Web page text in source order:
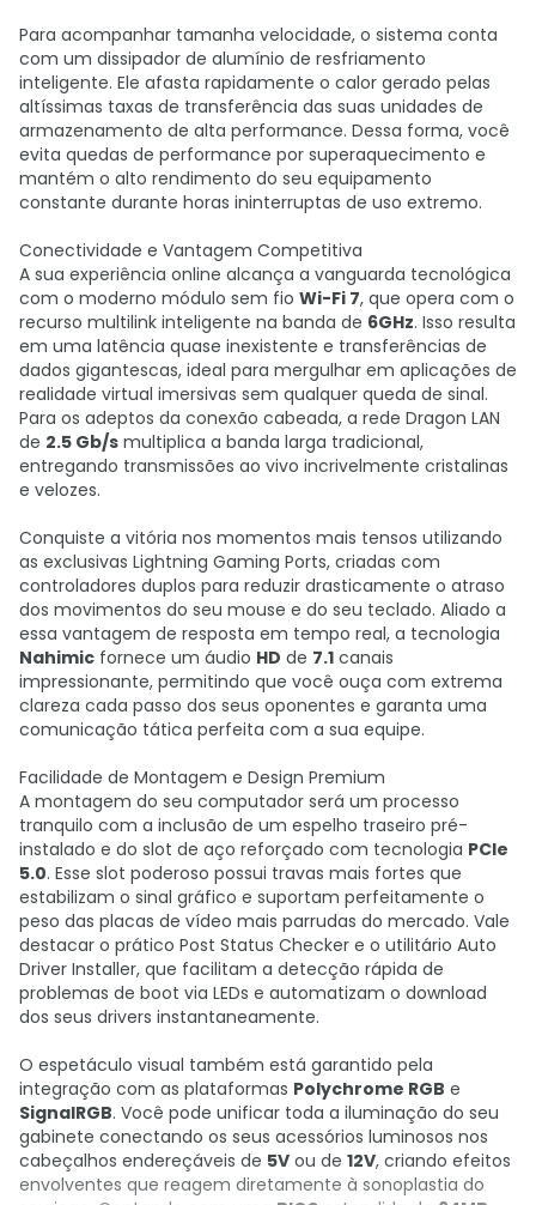
Para acompanhar tamanha velocidade, o sistema conta
com um dissipador de alumínio de resfriamento
inteligente. Ele afasta rapidamente o calor gerado pelas
altíssimas taxas de transferência das suas unidades de
armazenamento de alta performance. Dessa forma, você
evita quedas de performance por superaquecimento e
mantém o alto rendimento do seu equipamento
constante durante horas ininterruptas de uso extremo.
Conectividade e Vantagem Competitiva
A sua experiência online alcança a vanguarda tecnológica
com o moderno módulo sem fio Wi-Fi 7, que opera com o
recurso multilink inteligente na banda de 6GHz. Isso resulta
em uma latência quase inexistente e transferências de
dados gigantescas, ideal para mergulhar em aplicações de
realidade virtual imersivas sem qualquer queda de sinal.
Para os adeptos da conexão cabeada, a rede Dragon LAN
de 2.5 Gb/s multiplica a banda larga tradicional,
entregando transmissões ao vivo incrivelmente cristalinas
e velozes.
Conquiste a vitória nos momentos mais tensos utilizando
as exclusivas Lightning Gaming Ports, criadas com
controladores duplos para reduzir drasticamente o atraso
dos movimentos do seu mouse e do seu teclado. Aliado a
essa vantagem de resposta em tempo real, a tecnologia
Nahimic fornece um áudio HD de 7.1 canais
impressionante, permitindo que você ouça com extrema
clareza cada passo dos seus oponentes e garanta uma
comunicação tática perfeita com a sua equipe.
Facilidade de Montagem e Design Premium
A montagem do seu computador será um processo
tranquilo com a inclusão de um espelho traseiro pré-
instalado e do slot de aço reforçado com tecnologia PCIe
5.0. Esse slot poderoso possui travas mais fortes que
estabilizam o sinal gráfico e suportam perfeitamente o
peso das placas de vídeo mais parrudas do mercado. Vale
destacar o prático Post Status Checker e o utilitário Auto
Driver Installer, que facilitam a detecção rápida de
problemas de boot via LEDs e automatizam o download
dos seus drivers instantaneamente.
O espetáculo visual também está garantido pela
integração com as plataformas Polychrome RGB e
SignalRGB. Você pode unificar toda a iluminação do seu
gabinete conectando os seus acessórios luminosos nos
cabeçalhos endereçáveis de 5V ou de 12V, criando efeitos
envolventes que reagem diretamente à sonoplastia do